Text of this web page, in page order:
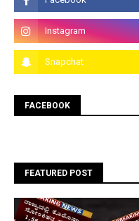
FACEBOOK
FEATURED POST